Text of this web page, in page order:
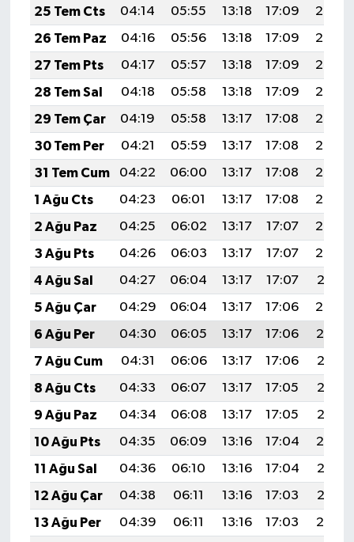
25 Tem Cts
04:14 05:55 13:18 17:09
20:30
26 Tem Paz
04:16 05:56 13:18 17:09
20:29
27 Tem Pts
04:17 05:57 13:18 17:09
20:28
28 Tem Sal
04:18 05:58 13:18 17:09
20:28
29 Tem Çar
04:19 05:58 13:17 17:08
20:27
30 Tem Per
04:21 05:59 13:17 17:08
20:26
31 Tem Cum
04:22 06:00 13:17 17:08
20:25
1 Ağu Cts
04:23 06:01 13:17 17:08
20:24
2 Ağu Paz
04:25 06:02 13:17 17:07
20:23
3 Ağu Pts
04:26 06:03 13:17 17:07
20:22
4 Ağu Sal
04:27 06:04 13:17 17:07
20:21
5 Ağu Çar
04:29 06:04 13:17 17:06
20:20
6 Ağu Per
04:30 06:05 13:17 17:06
20:19
7 Ağu Cum
04:31 06:06 13:17 17:06
20:18
8 Ağu Cts
04:33 06:07 13:17 17:05
20:16
9 Ağu Paz
04:34 06:08 13:17 17:05
20:15
10 Ağu Pts
04:35 06:09 13:16 17:04
20:14
11 Ağu Sal
04:36 06:10 13:16 17:04
20:13
12 Ağu Çar
04:38 06:11 13:16 17:03
20:12
13 Ağu Per
04:39 06:11 13:16 17:03
20:10